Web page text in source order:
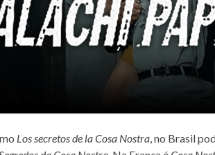
Los secretos de la Cosa Nostra , no Brasil